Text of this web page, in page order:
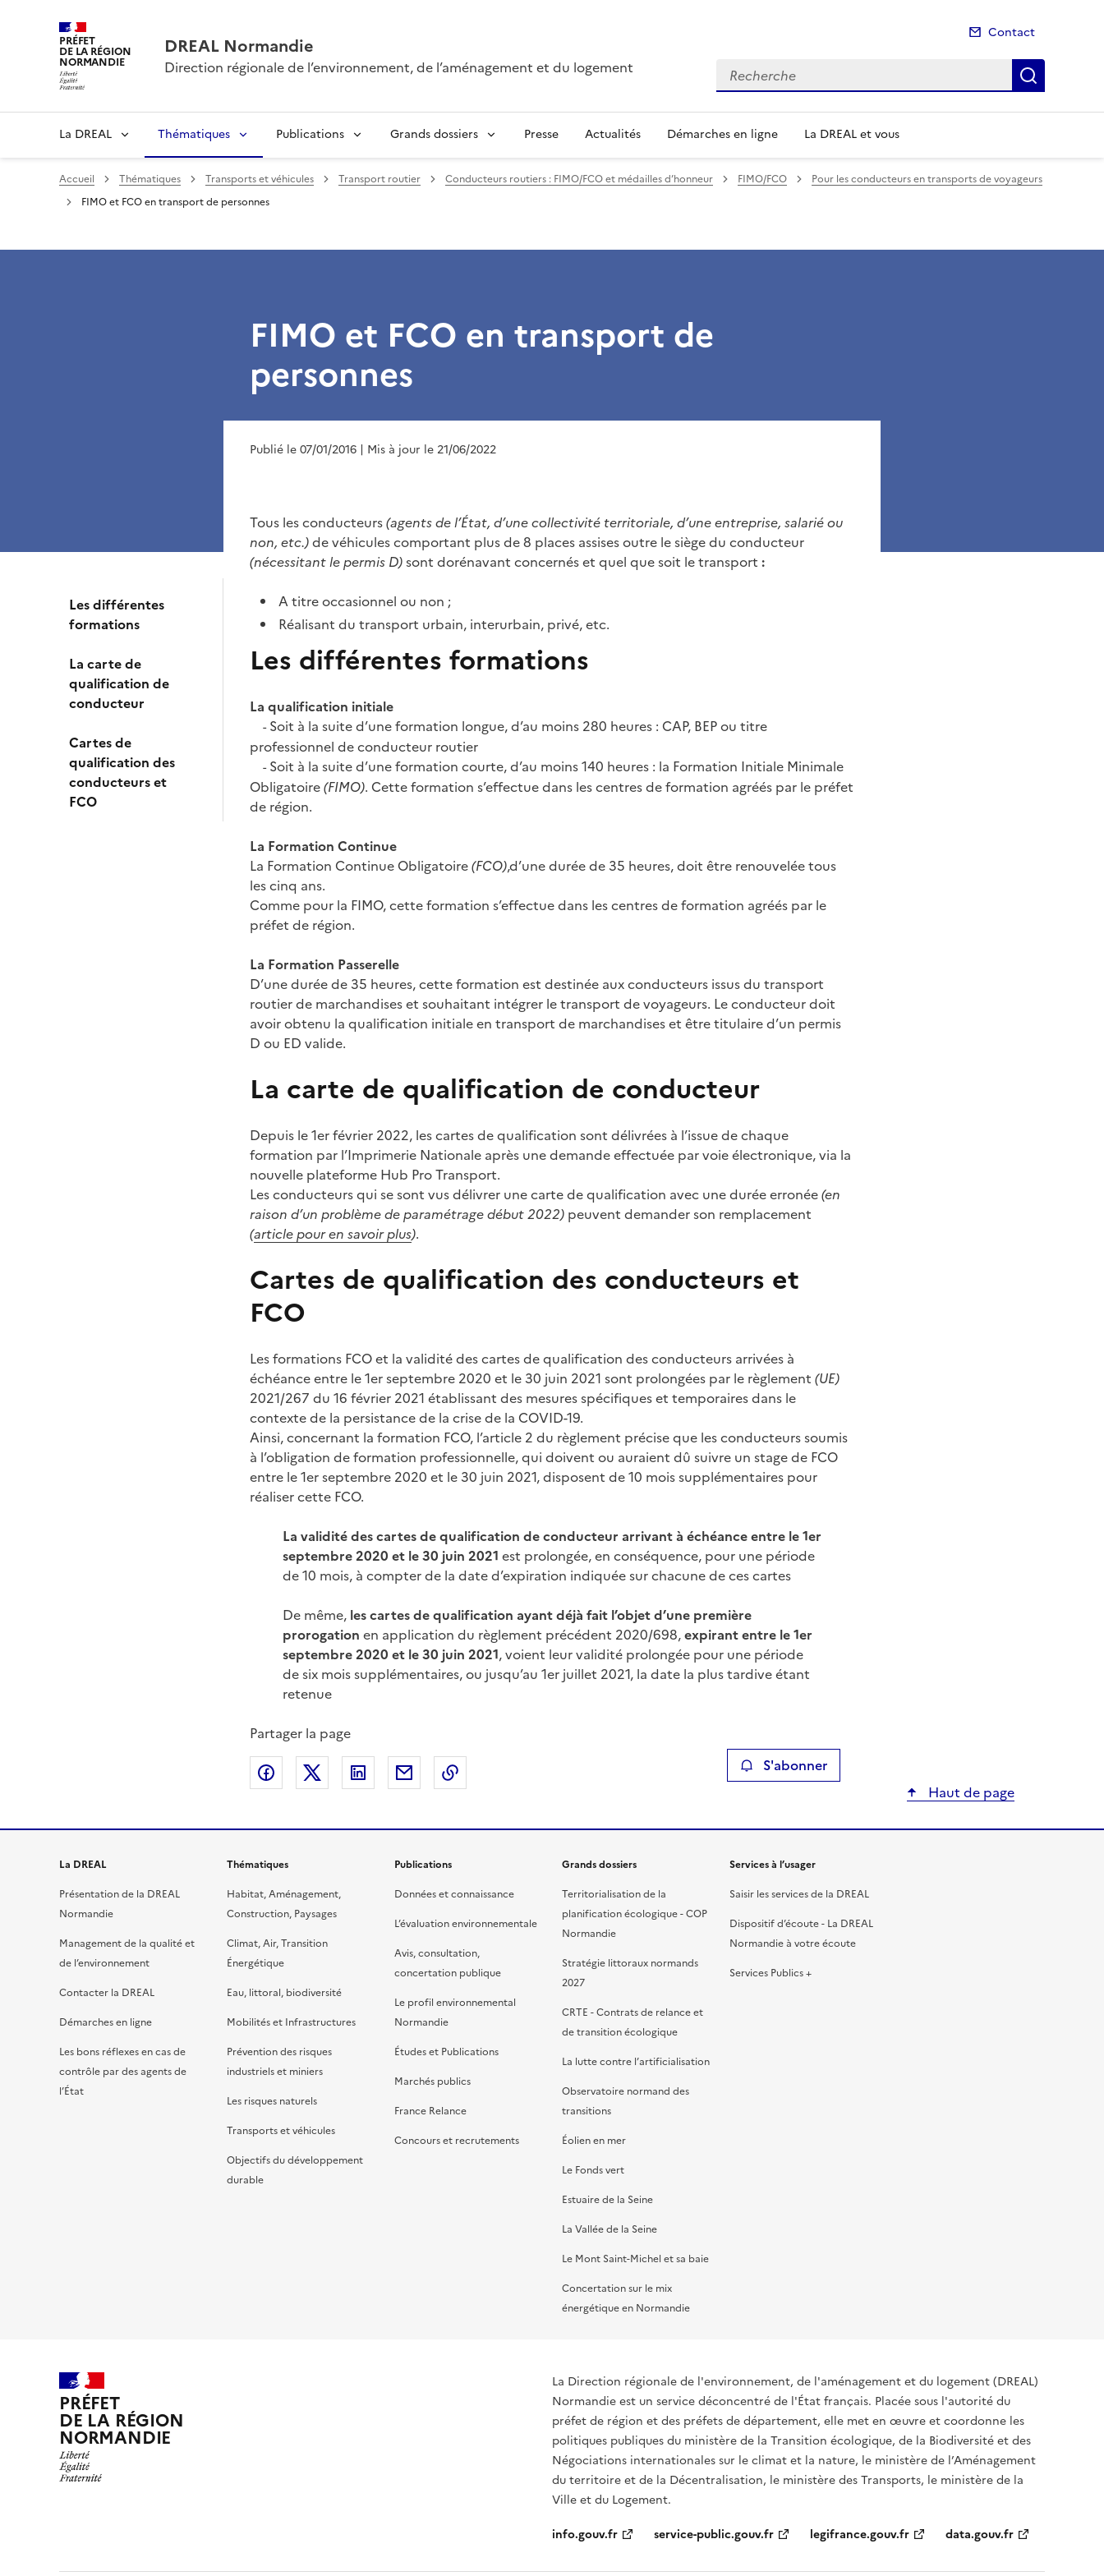
PRÉFET
DE LA RÉGION
NORMANDIE
DREAL Normandie
Direction régionale de l’environnement, de l’aménagement et du logement
Contact
Recherche
La DREAL Thématiques Publications Grands dossiers Presse Actualités Démarches en ligne La DREAL et vous
Accueil Thématiques Transports et véhicules Transport routier Conducteurs routiers : FIMO/FCO et médailles d’honneur FIMO/FCO
Pour les conducteurs en transports de voyageurs
FIMO et FCO en transport de personnes
Les différentes
formations
La carte de
qualification de
conducteur
Cartes de
qualification des
conducteurs et
FCO
FIMO et FCO en transport de
personnes
Publié le 07/01/2016 | Mis à jour le 21/06/2022
Tous les conducteurs(agents de l’État, d’une collectivité territoriale, d’une entreprise, salarié ou
non, etc.)de véhicules comportant plus de 8 places assises outre le siège du conducteur
(nécessitant le permis D)sont dorénavant concernés et quel que soit le transport :
A titre occasionnel ou non ;
Réalisant du transport urbain, interurbain, privé, etc.
Les différentes formations
La qualification initiale
-Soit à la suite d’une formation longue, d’au moins 280 heures : CAP, BEP ou titre
professionnel de conducteur routier
-Soit à la suite d’une formation courte, d’au moins 140 heures : la Formation Initiale Minimale
Obligatoire(FIMO). Cette formation s’effectue dans les centres de formation agréés par le préfet
de région.
La Formation Continue
La Formation Continue Obligatoire(FCO),d’une durée de 35 heures, doit être renouvelée tous
les cinq ans.
Comme pour la FIMO, cette formation s’effectue dans les centres de formation agréés par le
préfet de région.
La Formation Passerelle
D’une durée de 35 heures, cette formation est destinée aux conducteurs issus du transport
routier de marchandises et souhaitant intégrer le transport de voyageurs. Le conducteur doit
avoir obtenu la qualification initiale en transport de marchandises et être titulaire d’un permis
D ou ED valide.
La carte de qualification de conducteur
Depuis le 1er février 2022, les cartes de qualification sont délivrées à l’issue de chaque
formation par l’Imprimerie Nationale après une demande effectuée par voie électronique, via la
nouvelle plateforme Hub Pro Transport.
Les conducteurs qui se sont vus délivrer une carte de qualification avec une durée erronée(en
raison d’un problème de paramétrage début 2022) peuvent demander son remplacement
(article pour en savoir plus).
Cartes de qualification des conducteurs et
FCO
Les formations FCO et la validité des cartes de qualification des conducteurs arrivées à
échéance entre le 1er septembre 2020 et le 30 juin 2021 sont prolongées par le règlement (UE)
2021/267 du 16 février 2021 établissant des mesures spécifiques et temporaires dans le
contexte de la persistance de la crise de la COVID-19.
Ainsi, concernant la formation FCO, l’article 2 du règlement précise que les conducteurs soumis
à l’obligation de formation professionnelle, qui doivent ou auraient dû suivre un stage de FCO
entre le 1er septembre 2020 et le 30 juin 2021, disposent de 10 mois supplémentaires pour
réaliser cette FCO.
La validité des cartes de qualification de conducteur arrivant à échéance entre le 1er
septembre 2020 et le 30 juin 2021 est prolongée, en conséquence, pour une période
de 10 mois, à compter de la date d’expiration indiquée sur chacune de ces cartes
De même, les cartes de qualification ayant déjà fait l’objet d’une première
prorogation en application du règlement précédent 2020/698,expirant entre le 1er
septembre 2020 et le 30 juin 2021, voient leur validité prolongée pour une période
de six mois supplémentaires, ou jusqu’au 1er juillet 2021, la date la plus tardive étant
retenue
Partager la page
Partager sur Facebook
Partager sur XPartager sur LinkedIn
Partager par emailCopier le lien de la page dans le presse-papier S'abonner
Haut de page
La DREAL
Présentation de la DREAL
Normandie
Management de la qualité et
de l’environnement
Contacter la DREAL
Démarches en ligne
Les bons réflexes en cas de
contrôle par des agents de
l’État
Thématiques
Habitat, Aménagement,
Construction, Paysages
Climat, Air, Transition
Énergétique
Eau, littoral, biodiversité
Mobilités et Infrastructures
Prévention des risques
industriels et miniers
Les risques naturels
Transports et véhicules
Objectifs du développement
durable
Publications
Données et connaissance
L’évaluation environnementale
Avis, consultation,
concertation publique
Le profil environnemental
Normandie
Études et Publications
Marchés publics
France Relance
Concours et recrutements
Grands dossiers
Territorialisation de la
planification écologique - COP
Normandie
Stratégie littoraux normands
2027
CRTE - Contrats de relance et
de transition écologique
La lutte contre l’artificialisation
Observatoire normand des
transitions
Éolien en mer
Le Fonds vert
Estuaire de la Seine
La Vallée de la Seine
Le Mont Saint-Michel et sa baie
Concertation sur le mix
énergétique en Normandie
Services à l’usager
Saisir les services de la DREAL
Dispositif d’écoute - La DREAL
Normandie à votre écoute
Services Publics +
PRÉFET
DE LA RÉGION
NORMANDIE
La Direction régionale de l'environnement, de l'aménagement et du logement (DREAL)
Normandie est un service déconcentré de l'État français. Placée sous l'autorité du
préfet de région et des préfets de département, elle met en œuvre et coordonne les
politiques publiques du ministère de la Transition écologique, de la Biodiversité et des
Négociations internationales sur le climat et la nature, le ministère de l’Aménagement
du territoire et de la Décentralisation, le ministère des Transports, le ministère de la
Ville et du Logement.
info.gouv.fr
service-public.gouv.fr legifrance.gouv.fr data.gouv.fr